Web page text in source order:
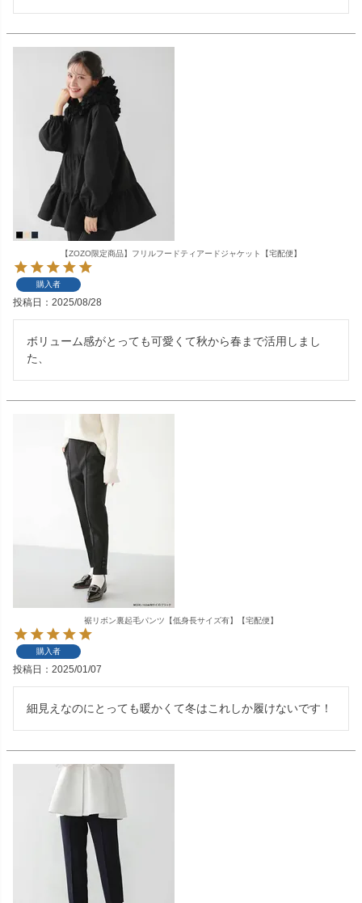
【ZOZO限定商品】フリルフードティアードジャケット【宅配便】
購入者
投稿日 2025/08/28
ボリューム感がとっても可愛くて秋から春まで活用しまし
た、
裾リボン裏起毛パンツ【低身長サイズ有】【宅配便】
購入者
投稿日 2025/01/07
細見えなのにとっても暖かくて冬はこれしか履けないです！